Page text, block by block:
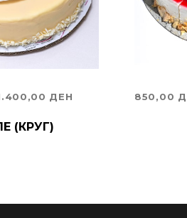
ДЕН
(КРУГ)
850,00